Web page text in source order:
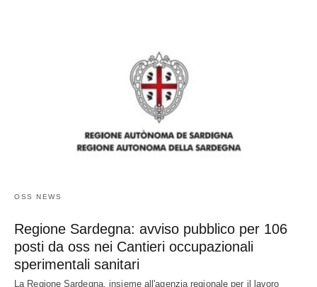
OSS NEWS
Regione Sardegna: avviso pubblico per 106
posti da oss nei Cantieri occupazionali
sperimentali sanitari
La Regione Sardegna, insieme all'agenzia regionale per il lavoro